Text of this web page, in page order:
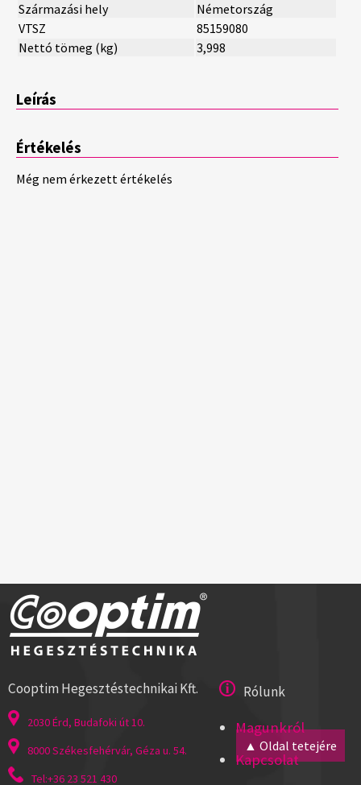
▲ Oldal tetejére
Származási hely
Németország
VTSZ
85159080
Nettó tömeg (kg)
3,998
Leírás
Értékelés
Még nem érkezett értékelés
Cooptim Hegesztéstechnikai Kft.
2030 Érd, Budafoki út 10.
8000 Székesfehérvár, Géza u. 54.
Tel:+36 23 521 430
Rólunk
Magunkról
Kapcsolat